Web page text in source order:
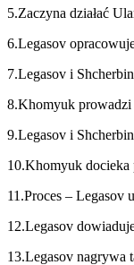
5.Zaczyna działać
6.Legasov
7.Legasov i
8.Khomyuk prowadzi
9.Legasov i
10.Khomyuk docieka
11.Proces – Legasov
12.Legasov
13.Legasov nagrywa